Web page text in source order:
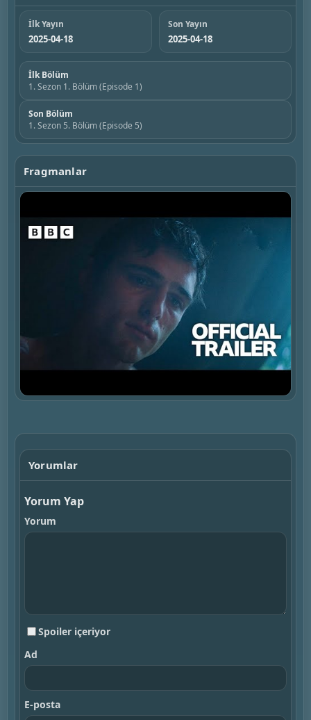
İlk Yayın
2025-04-18
Son Yayın
2025-04-18
İlk Bölüm
1. Sezon 1. Bölüm (Episode 1)
Son Bölüm
1. Sezon 5. Bölüm (Episode 5)
Fragmanlar
Yorumlar
Yorum Yap
Yorum
Spoiler içeriyor
Ad
E-posta